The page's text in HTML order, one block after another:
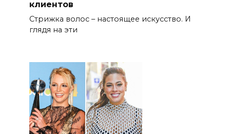
клиентов
Стрижка волос – настоящее искусство. И
глядя на эти